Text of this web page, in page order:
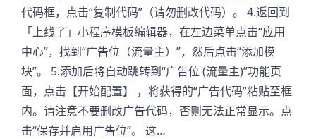
代码框，点击“复制代码”（请勿删改代码）。 4.返回到
「上线了」小程序模板编辑器，在左边菜单点击“应用
中心”，找到“广告位（流量主）”，然后点击“添加模
块”。 5.添加后将自动跳转到“广告位 (流量主)”功能页
面，点击【开始配置】 ，将获得的“广告代码”粘贴至框
内。请注意不要删改广告代码，否则无法正常显示。点
击“保存并启用广告位”。 这…